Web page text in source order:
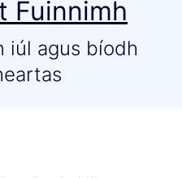
Fuinnimh
iúl agus bíodh